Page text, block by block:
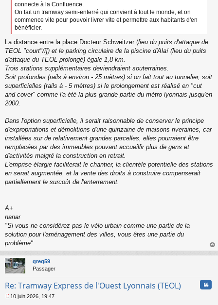
connecte à la Confluence.
On fait un tramway semi-enterré qui convient à tout le monde, et on
commence vite pour pouvoir livrer vite et permettre aux habitants d'en
bénéficier.
La distance entre la place Docteur Schweitzer (lieu du puits d'attaque de
TEOL "court"/i]) et le parking circulaire de la piscine d'Alaï (lieu du puits
d'attaque du TEOL prolongé) égale 1,8 km.
Trois stations supplémentaires deviendraient souterraines.
Soit profondes (rails à environ - 25 mètres) si on fait tout au tunnelier, soit
superficielles (rails à - 5 mètres) si le prolongement est réalisé en "cut
and cover" comme l'a été la plus grande partie du métro lyonnais jusqu'en
2000.
Dans l'option superficielle, il serait raisonnable de conserver le principe
d'expropriations et démolitions d'une quinzaine de maisons riveraines, car
installées sur de relativement grandes parcelles, elles pourraient être
remplacées par des immeubles pouvant accueillir plus de gens et
d'activités malgré la construction en retrait.
L'emprise élargie faciliterait le chantier, la clientèle potentielle des stations
en serait augmentée, et la vente des droits à construire compenserait
partiellement le surcoût de l'enterrement.
A+
nanar
"Si vous ne considérez pas le vélo urbain comme une partie de la
solution pour l'aménagement des villes, vous êtes une partie du
problème"
au
greg59
Passager
Re: Tramway Express de l'Ouest Lyonnais (TEOL)
10 juin 2026, 19:47